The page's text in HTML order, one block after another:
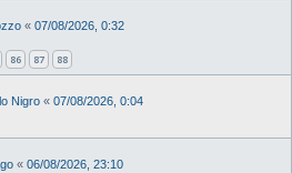
« 07/08/2026, 0:32
86 87 88
Nigro « 07/08/2026, 0:04
« 06/08/2026, 23:10